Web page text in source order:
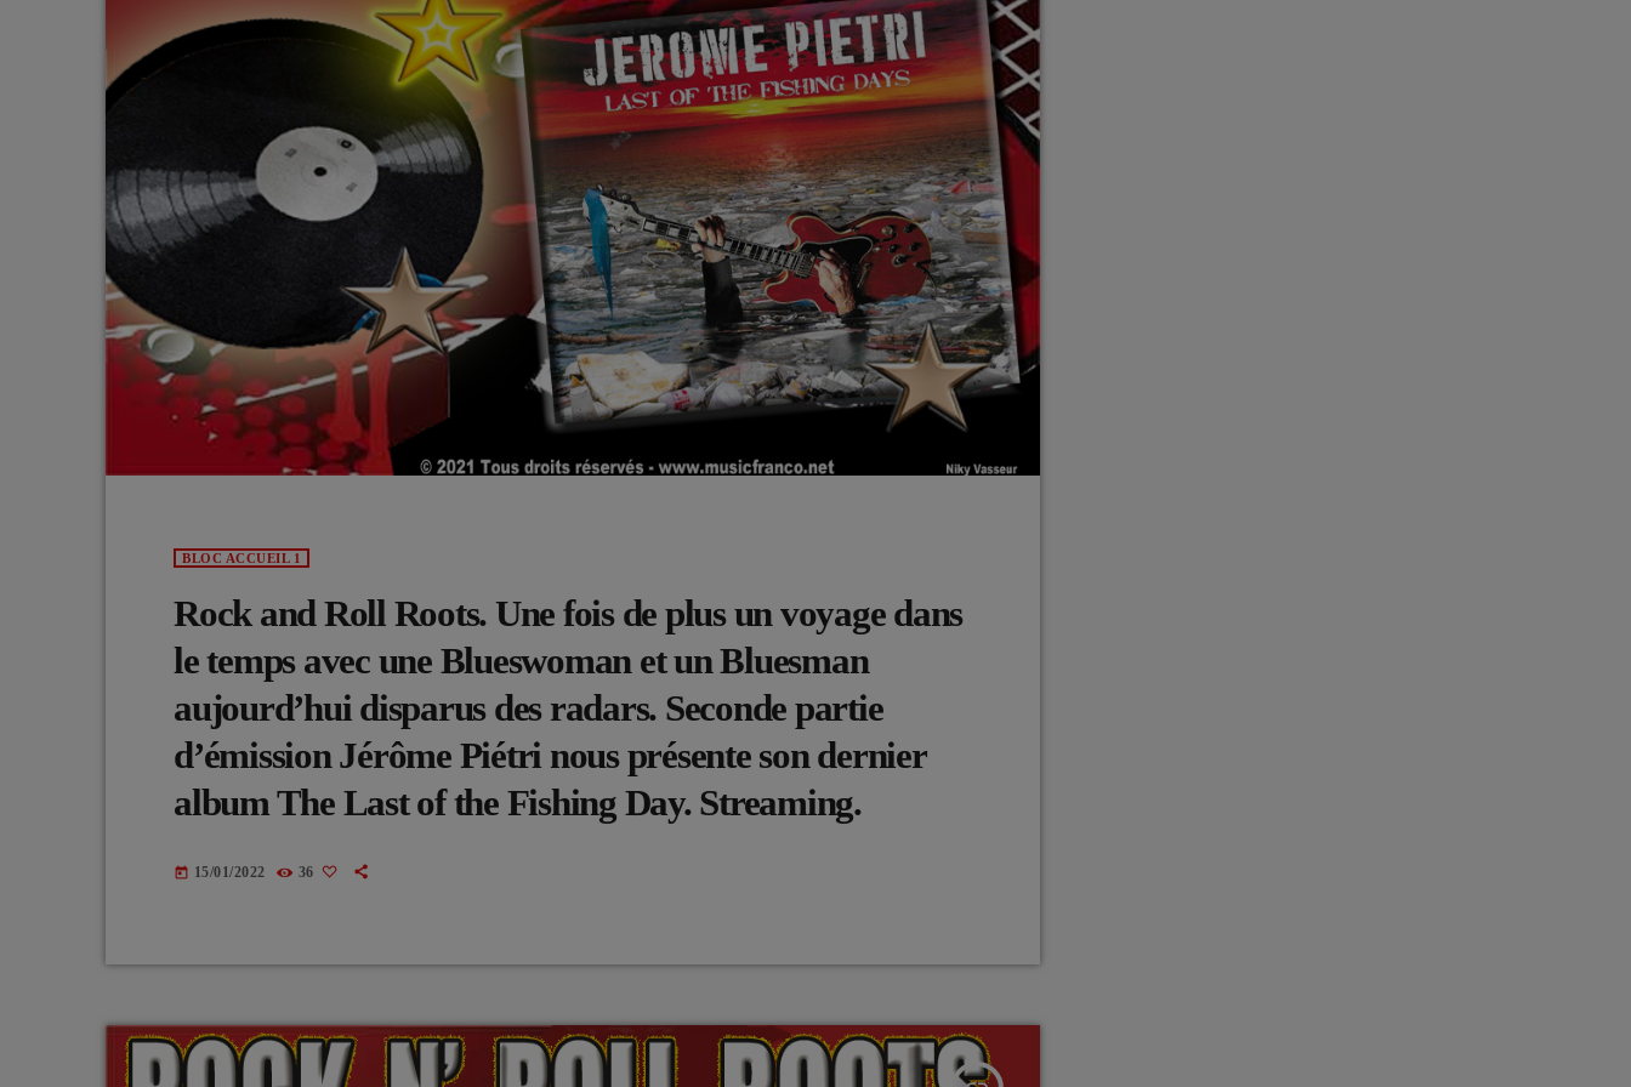
BLOC ACCUEIL 1
Rock and Roll Roots. Une fois de plus un voyage dans
le temps avec une Blueswoman et un Bluesman
aujourd’hui disparus des radars. Seconde partie
d’émission Jérôme Piétri nous présente son dernier
album The Last of the Fishing Day. Streaming.
today 15/01/2022 36